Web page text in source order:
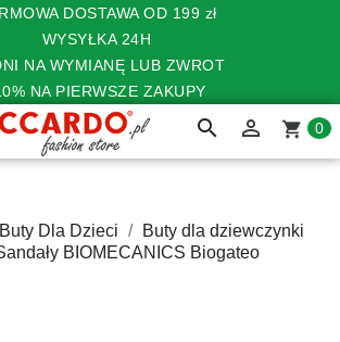
DOSTAWA OD 199 zł
WYSYŁKA 24H
NA WYMIANĘ LUB ZWROT
NA PIERWSZE ZAKUPY
search  shopping_cart 0
Buty Dla Dzieci
Buty dla dziewczynki
BIOMECANICS Biogateo